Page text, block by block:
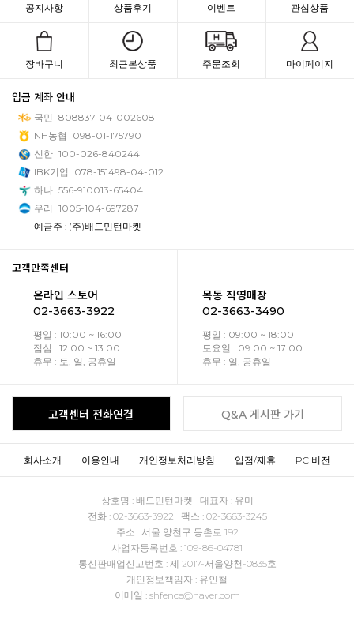
공지사항 상품후기 이벤트 관심상품
장바구니 최근본상품 주문조회 마이페이지
입금 계좌 안내
국민 808837-04-002608
NH농협
098-01-175790
신한 100-026-840244
IBK기업
078-151498-04-012
하나 556-910013-65404
우리 1005-104-697287
예금주 : (주)배드민턴마켓
고객만족센터
온라인 스토어
02-3663-3922
평일 : 10:00 ~ 16:00
점심 : 12:00 ~ 13:00
휴무 : 토, 일, 공휴일
목동 직영매장
02-3663-3490
평일 : 09:00 ~ 18:00
토요일 : 09:00 ~ 17:00
휴무 : 일, 공휴일
고객센터 전화연결 Q&A 게시판 가기
회사소개 이용안내 개인정보처리방침 입점/제휴 PC 버전
상호명 : 배드민턴마켓 대표자 : 유미
전화 : 02-3663-3922 팩스 : 02-3663-3245
주소 : 서울 양천구 등촌로 192
사업자등록번호 : 109-86-04781
통신판매업신고번호 : 제 2017-서울양천-0835호
개인정보책임자 : 유인철
이메일 : shfence@naver.com